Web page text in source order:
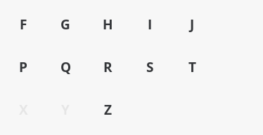
F G H I J
P Q R S T
Z